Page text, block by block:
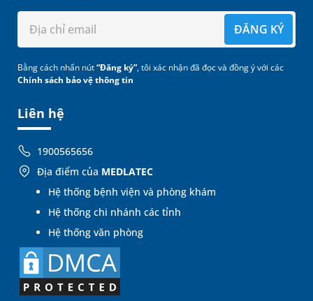
Liên hệ
1900565656
Địa điểm của MEDLATEC
Hệ thống bệnh viện và phòng khám
Hệ thống chi nhánh các tỉnh
Hệ thống văn phòng
ĐĂNG KÝ
Bằng cách nhấn nút“Đăng ký”, tôi xác nhận đã đọc và đồng ý với các
Chính sách bảo vệ thông tin